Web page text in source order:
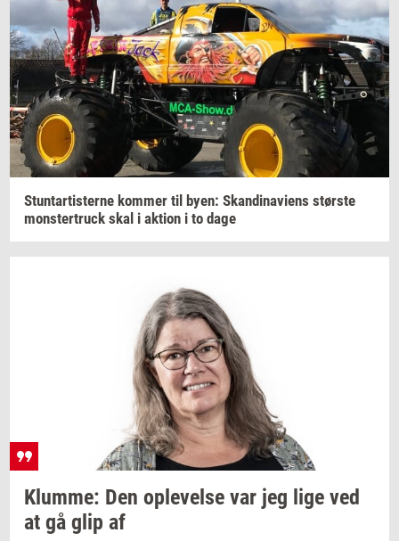
Stun­tar­ti­ster­ne kom­mer til byen: Skan­di­navi­ens stør­ste
monster­truck skal i ak­tion i to dage
Klum­me: Den op­le­vel­se var jeg lige ved
at gå glip af